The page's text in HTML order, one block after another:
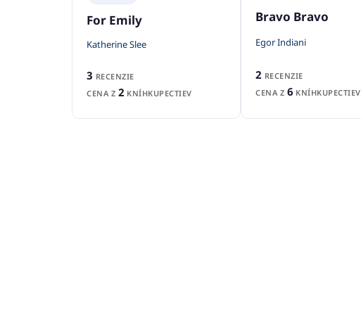
For Emily
Katherine Slee
3 RECENZIE
CENA Z 2 KNÍHKUPECTIEV
Bravo Bravo
Egor Indiani
2 RECENZIE
CENA Z 6 KNÍHKUPECTIEV